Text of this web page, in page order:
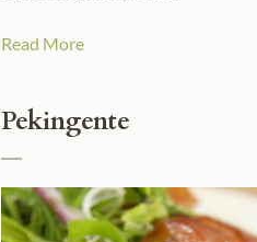
Read More
Pekingente